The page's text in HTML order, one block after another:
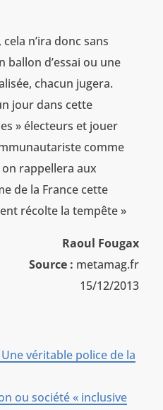
n’ira donc sans
ballon d’essai ou une
chacun jugera.
jour dans cette
» électeurs et jouer
comme
rappellera aux
de la France cette
récolte la tempête »
Raoul Fougax
Source : metamag.fr
15/12/2013
véritable police de la
ou société « inclusive